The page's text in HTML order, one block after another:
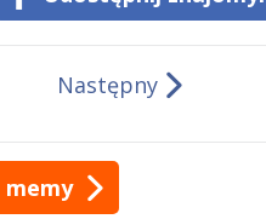
Następny
memy